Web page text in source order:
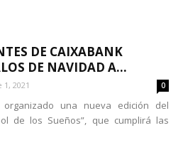
DE CAIXABANK
DE NAVIDAD A...
2021 0
una nueva edición del
de los Sueños”, que cumplirá las